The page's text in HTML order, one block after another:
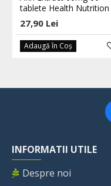
tablete Health Nutrition
27,90 Lei
Adaugă în Coş
INFORMATII UTILE
Despre noi